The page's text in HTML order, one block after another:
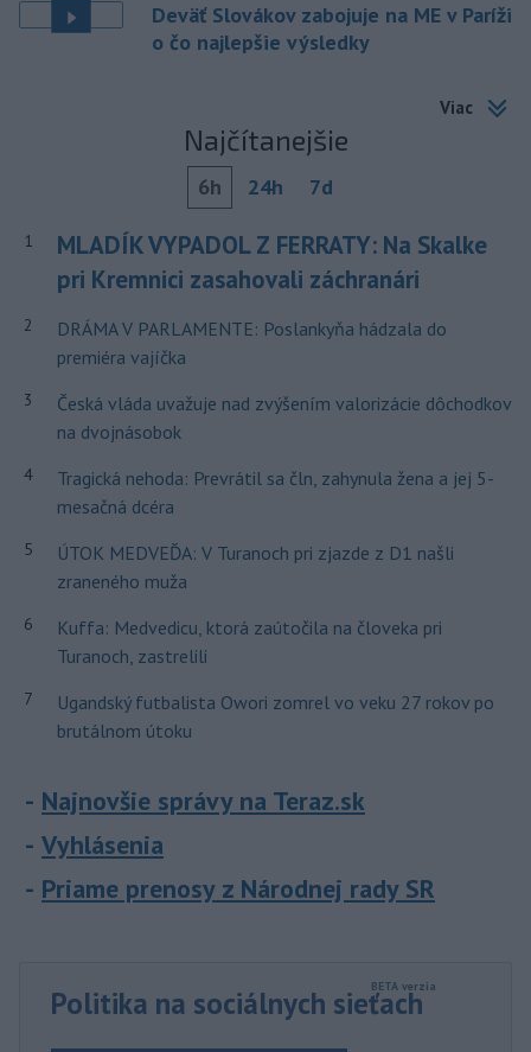
Deväť Slovákov zabojuje na ME v Paríži
o čo najlepšie výsledky
Viac
Najčítanejšie
6h 24h 7d
1
MLADÍK VYPADOL Z FERRATY: Na Skalke
pri Kremnici zasahovali záchranári
2
DRÁMA V PARLAMENTE: Poslankyňa hádzala do
premiéra vajíčka
3
Česká vláda uvažuje nad zvýšením valorizácie dôchodkov
na dvojnásobok
4
Tragická nehoda: Prevrátil sa čln, zahynula žena a jej 5-
mesačná dcéra
5
ÚTOK MEDVEĎA: V Turanoch pri zjazde z D1 našli
zraneného muža
6
Kuffa: Medvedicu, ktorá zaútočila na človeka pri
Turanoch, zastrelili
7
Ugandský futbalista Owori zomrel vo veku 27 rokov po
brutálnom útoku
Najnovšie správy na Teraz.sk
Vyhlásenia
Priame prenosy z Národnej rady SR
Politika na sociálnych sieťach